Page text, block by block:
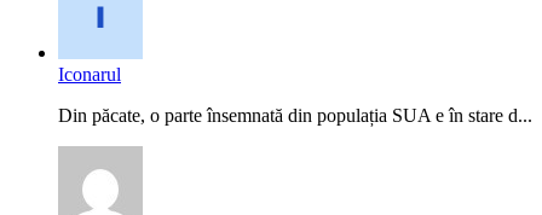
Iconarul
Din păcate, o parte însemnată din populația SUA e în stare d...